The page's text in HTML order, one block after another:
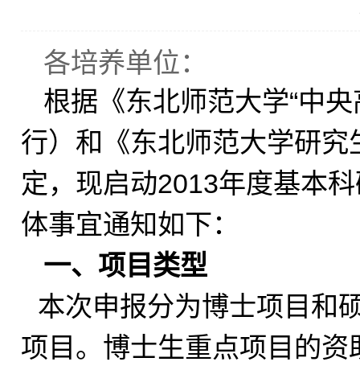
各培养单位：
根据《东北师范大学“中
行）和
《东北师范大学研
定，现启动2013年度基本
体事宜通知如下：
一、项目类型
本次申报分为博士项目和
项目。博士生重点项目的